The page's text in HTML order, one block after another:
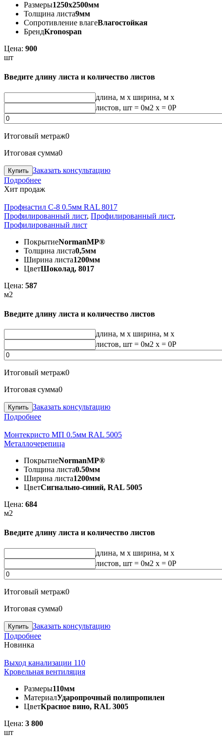
Размеры1250х2500мм
Толщина листа9мм
Сопротивление влагеВлагостойкая
БрендKronospan
Цена: 900
шт
Введите длину листа и количество листов
длина, м x ширина, м x
листов, шт = 0м2 x = 0Р
Итоговый метраж0
Итоговая сумма0
Заказать консультацию
Подробнее
Хит продаж
Профнастил С-8 0.5мм RAL 8017
Профилированный лист, Профилированный лист,
Профилированный лист
ПокрытиеNormanMP®
Толщина листа0,5мм
Ширина листа1200мм
ЦветШоколад, 8017
Цена: 587
м2
Введите длину листа и количество листов
длина, м x ширина, м x
листов, шт = 0м2 x = 0Р
Итоговый метраж0
Итоговая сумма0
Заказать консультацию
Подробнее
Монтекристо МП 0.5мм RAL 5005
Металлочерепица
ПокрытиеNormanMP®
Толщина листа0.50мм
Ширина листа1200мм
ЦветСигнально-синий, RAL 5005
Цена: 684
м2
Введите длину листа и количество листов
длина, м x ширина, м x
листов, шт = 0м2 x = 0Р
Итоговый метраж0
Итоговая сумма0
Заказать консультацию
Подробнее
Новинка
Выход канализации 110
Кровельная вентиляция
Размеры110мм
МатериалУдаропрочный полипропилен
ЦветКрасное вино, RAL 3005
Цена: 3 800
шт